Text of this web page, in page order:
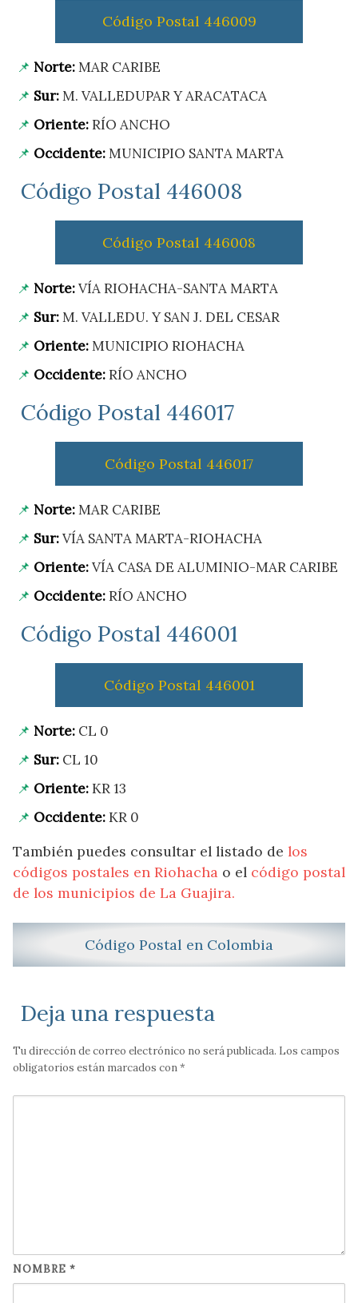
Código Postal 446009
Norte:MAR CARIBE
Sur:M. VALLEDUPAR Y ARACATACA
Oriente:RÍO ANCHO
Occidente:MUNICIPIO SANTA MARTA
Código Postal 446008
Código Postal 446008
Norte:VÍA RIOHACHA-SANTA MARTA
Sur:M. VALLEDU. Y SAN J. DEL CESAR
Oriente:MUNICIPIO RIOHACHA
Occidente:RÍO ANCHO
Código Postal 446017
Código Postal 446017
Norte:MAR CARIBE
Sur:VÍA SANTA MARTA-RIOHACHA
Oriente:VÍA CASA DE ALUMINIO-MAR CARIBE
Occidente:RÍO ANCHO
Código Postal 446001
Código Postal 446001
Norte: CL 0
Sur: CL 10
Oriente:KR 13
Occidente:KR 0
También puedes consultar el listado de los
códigos postales en Riohacha o el código postal
de los municipios de La Guajira.
Código Postal en Colombia
Deja una respuesta
Tu dirección de correo electrónico no será publicada. Los campos
obligatorios están marcados con*
NOMBRE *